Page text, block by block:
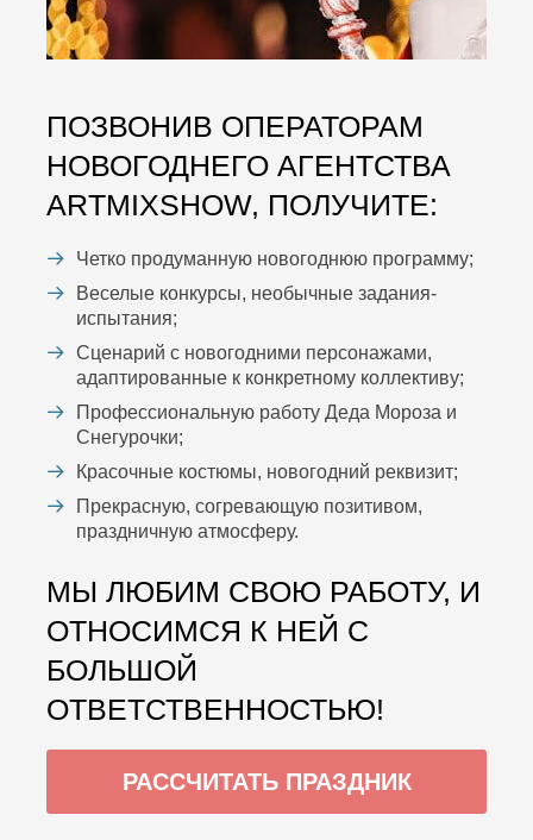
ПОЗВОНИВ ОПЕРАТОРАМ
НОВОГОДНЕГО АГЕНТСТВА
ARTMIXSHOW, ПОЛУЧИТЕ:
Четко продуманную новогоднюю программу;
Веселые конкурсы, необычные задания-
испытания;
Сценарий с новогодними персонажами,
адаптированные к конкретному коллективу;
Профессиональную работу Деда Мороза и
Снегурочки;
Красочные костюмы, новогодний реквизит;
Прекрасную, согревающую позитивом,
праздничную атмосферу.
МЫ ЛЮБИМ СВОЮ РАБОТУ, И
ОТНОСИМСЯ К НЕЙ С
БОЛЬШОЙ
ОТВЕТСТВЕННОСТЬЮ!
РАССЧИТАТЬ ПРАЗДНИК